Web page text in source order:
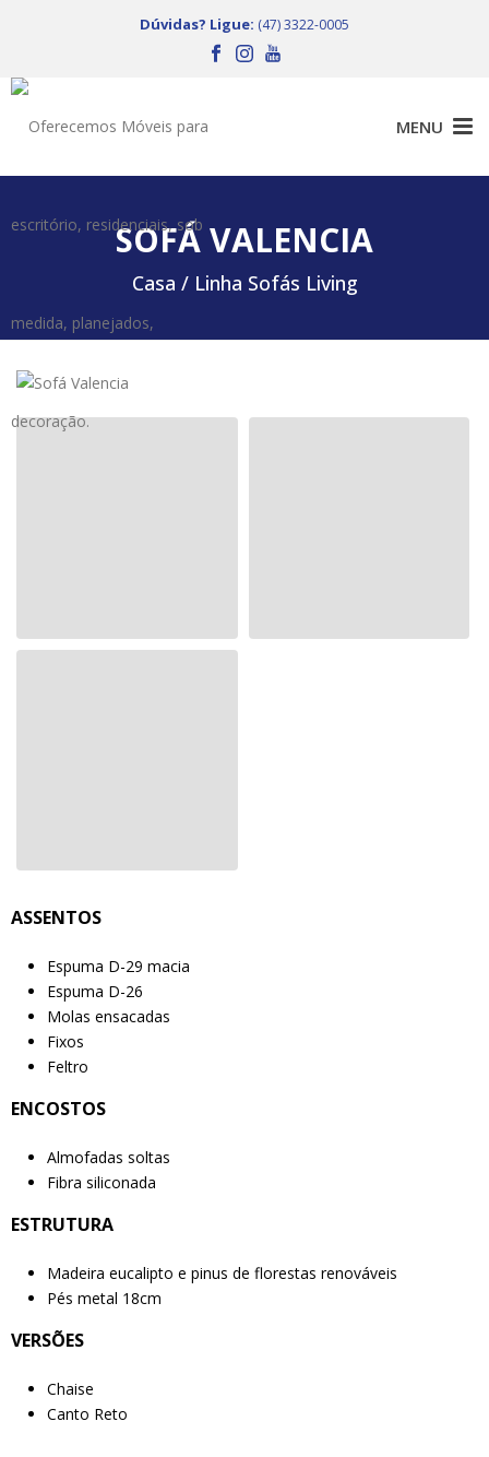
Dúvidas? Ligue: (47) 3322-0005
SOFÁ VALENCIA
Casa / Linha Sofás Living
ASSENTOS
Espuma D-29 macia
Espuma D-26
Molas ensacadas
Fixos
Feltro
ENCOSTOS
Almofadas soltas
Fibra siliconada
ESTRUTURA
Madeira eucalipto e pinus de florestas renováveis
Pés metal 18cm
VERSÕES
Chaise
Canto Reto